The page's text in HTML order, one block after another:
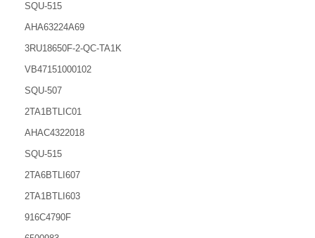
SQU-515
AHA63224A69
3RU18650F-2-QC-TA1K
VB47151000102
SQU-507
2TA1BTLIC01
AHAC4322018
SQU-515
2TA6BTLI607
2TA1BTLI603
916C4790F